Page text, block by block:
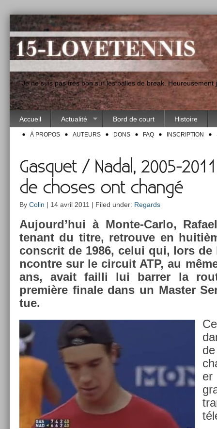
"Je ne suis pas très bon sur les balles de break.
Accueil Actualité Bord de court Histoire
À PROPOS AUTEURS DONS FAQ INSCRIPTION
Gasquet / Nadal, 2005-
de choses ont changé
By Colin | 14 avril 2011 | Filed under: Regards
Aujourd’hui à Monte-Carlo,
tenant du titre, retro­uve en
con­scrit de 1986, celui qui, lors
ncontre sur le cir­cuit ATP, au
ans, avait fail­li lui barr­er la
première fin­ale dans un Mast­er
tue.
er